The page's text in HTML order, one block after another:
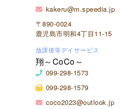
kakeru@m.speedia.jp
〒890-0024
鹿児島市明和4丁目11-15
放課後等デイサービス
翔～CoCo～
099-298-1573
099-298-1579
coco2023@outlook.jp